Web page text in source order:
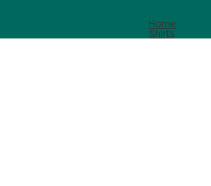
Home
Shirts